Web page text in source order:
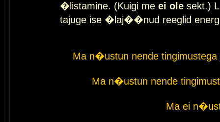
�listamine. (Kuigi me ei ole sekt.)
tajuge ise �laj��nud reeglid
Ma n�ustun nende
Ma n�ustun nende
Ma ei